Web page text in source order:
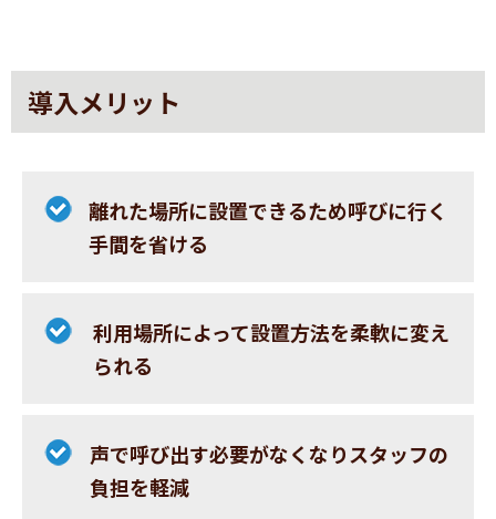
導入メリット
離れた場所に設置できるため呼びに行く
手間を省ける
利用場所によって設置方法を柔軟に変え
られる
声で呼び出す必要がなくなりスタッフの
負担を軽減